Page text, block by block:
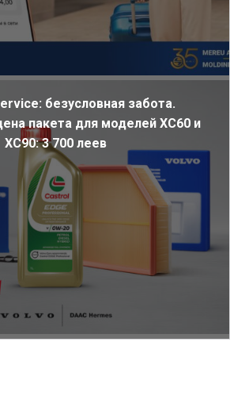
безусловная забота.
пакета для моделей XC60 и
XC90: 3 700 леев